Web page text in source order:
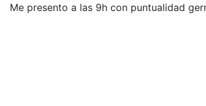
Me presento a las 9h con puntualidad